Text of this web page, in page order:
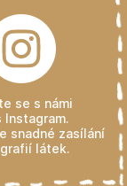
se s námi
Instagram.
snadné zasílání
látek.